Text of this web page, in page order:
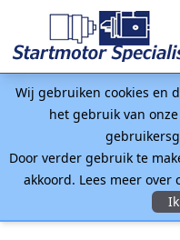
Wij gebruiken cookies en
het gebruik van
Door verder gebruik te
akkoord. Lees meer over